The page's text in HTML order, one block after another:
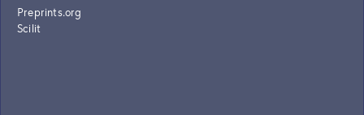
Preprints.org
Scilit